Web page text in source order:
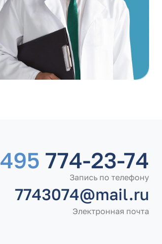
495 774-23-74
Запись по телефону
7743074@mail.ru
Электронная почта